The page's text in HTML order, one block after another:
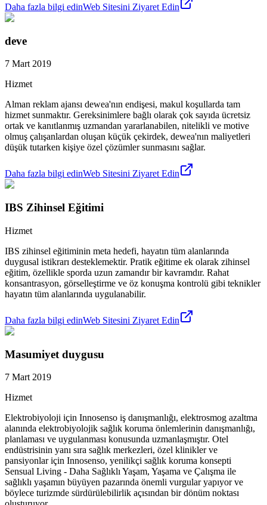
Daha fazla bilgi edinWeb Sitesini Ziyaret Edin
deve
7 Mart 2019
Hizmet
Alman reklam ajansı dewea'nın endişesi, makul koşullarda tam
hizmet sunmaktır. Gereksinimlere bağlı olarak çok sayıda ücretsiz
ortak ve kanıtlanmış uzmandan yararlanabilen, nitelikli ve motive
olmuş çalışanlardan oluşan küçük çekirdek, dewea'nın maliyetleri
düşük tutarken kişiye özel çözümler sunmasını sağlar.
Daha fazla bilgi edinWeb Sitesini Ziyaret Edin
IBS Zihinsel Eğitimi
Hizmet
IBS zihinsel eğitiminin meta hedefi, hayatın tüm alanlarında
duygusal istikrarı desteklemektir. Pratik eğitime ek olarak zihinsel
eğitim, özellikle sporda uzun zamandır bir kavramdır. Rahat
konsantrasyon, görselleştirme ve öz konuşma kontrolü gibi teknikler
hayatın tüm alanlarında uygulanabilir.
Daha fazla bilgi edinWeb Sitesini Ziyaret Edin
Masumiyet duygusu
7 Mart 2019
Hizmet
Elektrobiyoloji için Innosenso iş danışmanlığı, elektrosmog azaltma
alanında elektrobiyolojik sağlık koruma önlemlerinin danışmanlığı,
planlaması ve uygulanması konusunda uzmanlaşmıştır. Otel
endüstrisinin yanı sıra sağlık merkezleri, özel klinikler ve
pansiyonlar için Innosenso, yenilikçi sağlık koruma konsepti
Sensual Living - Daha Sağlıklı Yaşam, Yaşama ve Çalışma ile
sağlıklı yaşamın büyüyen pazarında önemli vurgular yapıyor ve
böylece turizmde sürdürülebilirlik açısından bir dönüm noktası